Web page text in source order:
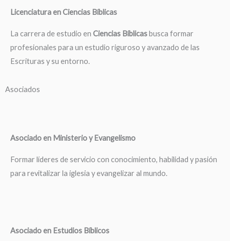
Licenciatura en Ciencias Bíblicas
La carrera de estudio en Ciencias Bíblicasbusca formar
profesionales para un estudio riguroso y avanzado de las
Escrituras y su entorno.
Asociados
Asociado en Ministerio y Evangelismo
Formar líderes de servicio con conocimiento, habilidad y pasión
para revitalizar la iglesia y evangelizar al mundo.
Asociado en Estudios Bíblicos